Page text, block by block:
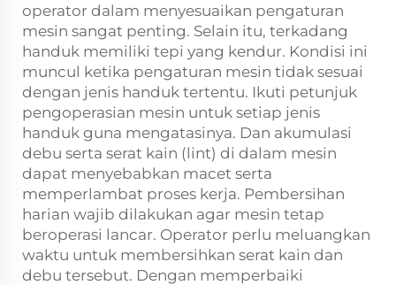
operator dalam menyesuaikan pengaturan
mesin sangat penting. Selain itu, terkadang
handuk memiliki tepi yang kendur. Kondisi ini
muncul ketika pengaturan mesin tidak sesuai
dengan jenis handuk tertentu. Ikuti petunjuk
pengoperasian mesin untuk setiap jenis
handuk guna mengatasinya. Dan akumulasi
debu serta serat kain (lint) di dalam mesin
dapat menyebabkan macet serta
memperlambat proses kerja. Pembersihan
harian wajib dilakukan agar mesin tetap
beroperasi lancar. Operator perlu meluangkan
waktu untuk membersihkan serat kain dan
debu tersebut. Dengan memperbaiki